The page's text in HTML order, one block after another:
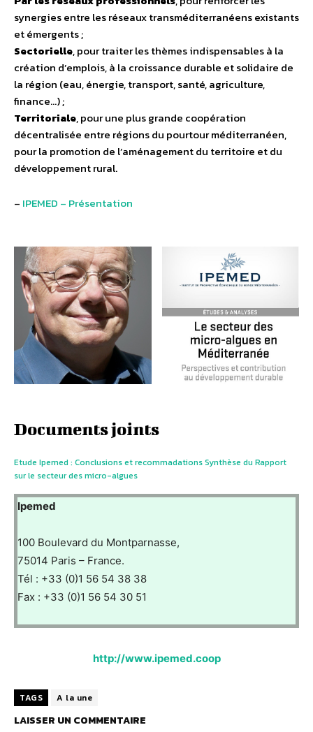
synergies entre les réseaux transméditerranéens existants
et émergents ;
Sectorielle, pour traiter les thèmes indispensables à la
création d’emplois, à la croissance durable et solidaire de
la région (eau, énergie, transport, santé, agriculture,
finance…) ;
Territoriale, pour une plus grande coopération
décentralisée entre régions du pourtour méditerranéen,
pour la promotion de l’aménagement du territoire et du
développement rural.
– IPEMED – Présentation
Documents joints
Etude Ipemed : Conclusions et recommadations Synthèse du Rapport
sur le secteur des micro-algues
Ipemed
100 Boulevard du Montparnasse,
75014 Paris – France.
Tél : +33 (0)1 56 54 38 38
Fax : +33 (0)1 56 54 30 51
http://www.ipemed.coop
TAGS A la une
LAISSER UN COMMENTAIRE